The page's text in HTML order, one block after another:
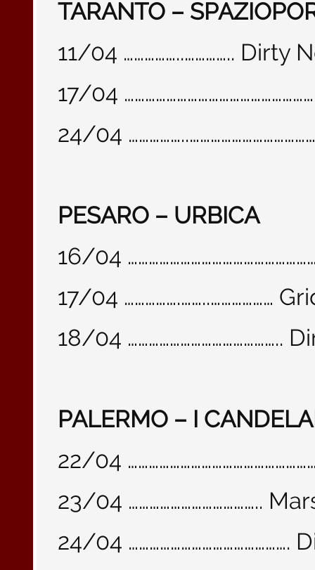
TARANTO –
11/04 ……………..…………..
17/04
24/04
PESARO – URBICA
16/04
17/04 …………….……..………………
18/04
PALERMO – I
22/04
23/04 ………………………………..
24/04